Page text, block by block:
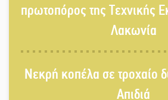
Πελοπόννησο
«Έφυγε» ένας
και
Εκπαίδευσης
πρωτοπόρος της Τεχνικής
Λακωνία
Νεκρή κοπέλα σε τροχαίο
Απιδιά